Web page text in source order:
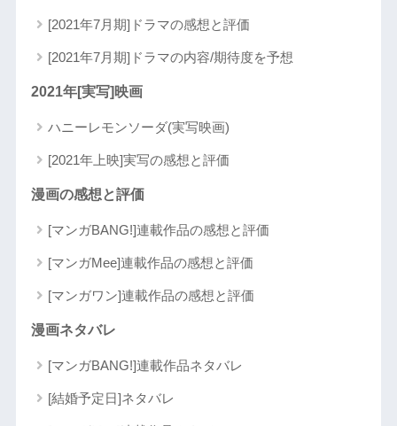
[2021年7月期]ドラマの感想と評価
[2021年7月期]ドラマの内容/期待度を予想
2021年[実写]映画
ハニーレモンソーダ(実写映画)
[2021年上映]実写の感想と評価
漫画の感想と評価
[マンガBANG!]連載作品の感想と評価
[マンガMee]連載作品の感想と評価
[マンガワン]連載作品の感想と評価
漫画ネタバレ
[マンガBANG!]連載作品ネタバレ
[結婚予定日]ネタバレ